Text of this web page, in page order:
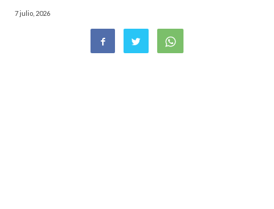
7 julio, 2026